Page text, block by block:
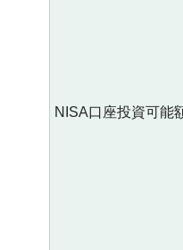
NISA口座投資可能